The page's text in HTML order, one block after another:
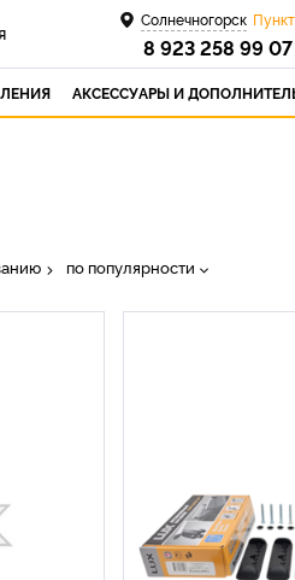
Солнечногорск
8 923 258 99 07
АКСЕССУАРЫ И
по популярности